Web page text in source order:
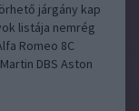
járgány kap
listája nemrég
Romeo 8C
DBS Aston